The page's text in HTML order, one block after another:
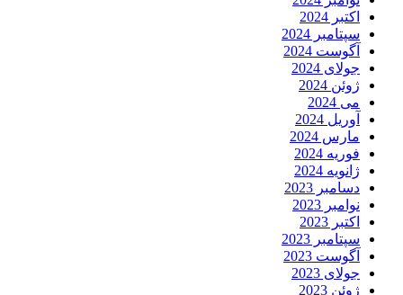
اکتبر 2024
سپتامبر 2024
آگوست 2024
جولای 2024
ژوئن 2024
می 2024
آوریل 2024
مارس 2024
فوریه 2024
ژانویه 2024
دسامبر 2023
نوامبر 2023
اکتبر 2023
سپتامبر 2023
آگوست 2023
جولای 2023
ژوئن 2023